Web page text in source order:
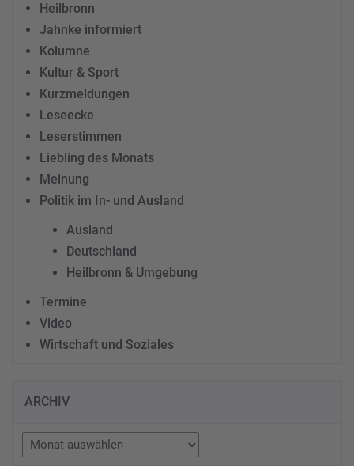
Heilbronn
Jahnke informiert
Kolumne
Kultur & Sport
Kurzmeldungen
Leseecke
Leserstimmen
Liebling des Monats
Meinung
Politik im In- und Ausland
Ausland
Deutschland
Heilbronn & Umgebung
Termine
Video
Wirtschaft und Soziales
ARCHIV
Archiv